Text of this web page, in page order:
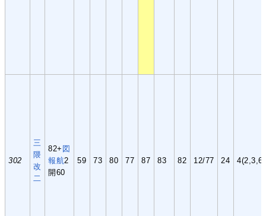
302
三
隈
改
二
82+ 図
報航2
開60
59 73 80 77 87 83 82 12/77 24